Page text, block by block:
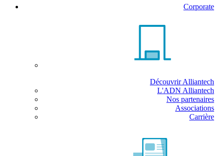
Corporate
Découvrir Alliantech
L'ADN Alliantech
Nos partenaires
Associations
Carrière